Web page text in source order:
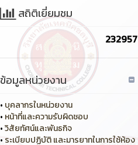
สถิติเยี่ยมชม
232957
ข้อมูลหน่วยงาน
• บุคลากรในหน่วยงาน
• หน้าที่และความรับผิดชอบ
•วิสัยทัศน์และพันธกิจ
• ระเบียบปฏิบัติ และมารยาทในการใช้ห้อง